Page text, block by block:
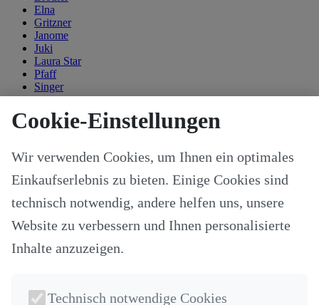
Elna
Gritzner
Janome
Juki
Laura Star
Pfaff
Singer
Kategorien
Nähzubehör
Ersatzteile
Stricken und Häkeln
Schneideplotter und Zubehör
Sticksoftware
Unsere Hersteller
Newsletter
Cookie-Einstellungen
Wir verwenden Cookies, um Ihnen ein optimales
Einkaufserlebnis zu bieten. Einige Cookies sind
technisch notwendig, andere helfen uns, unsere
Website zu verbessern und Ihnen personalisierte
Inhalte anzuzeigen.
Technisch notwendige Cookies